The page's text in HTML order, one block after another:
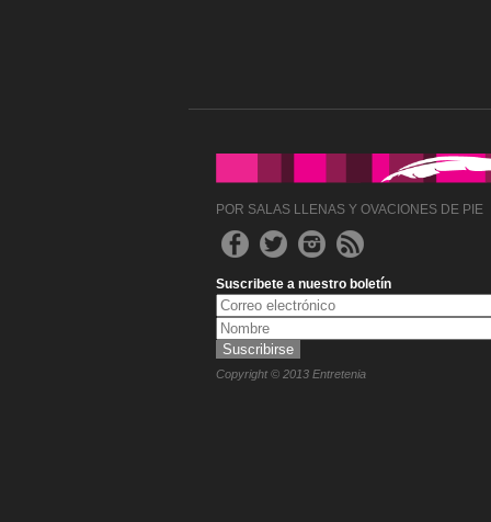
POR SALAS LLENAS Y OVACIONES DE PIE
Suscribete a nuestro boletín
Copyright © 2013 Entretenia